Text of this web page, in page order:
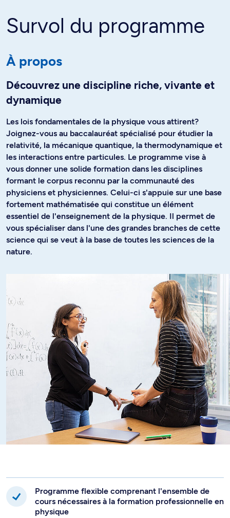
Survol du programme
À propos
Découvrez une discipline riche, vivante et
dynamique
Les lois fondamentales de la physique vous attirent?
Joignez-vous au baccalauréat spécialisé pour étudier la
relativité, la mécanique quantique, la thermodynamique et
les interactions entre particules. Le programme vise à
vous donner une solide formation dans les disciplines
formant le corpus reconnu par la communauté des
physiciens et physiciennes. Celui-ci s'appuie sur une base
fortement mathématisée qui constitue un élément
essentiel de l'enseignement de la physique. Il permet de
vous spécialiser dans l'une des grandes branches de cette
science qui se veut à la base de toutes les sciences de la
nature.
Programme flexible comprenant l'ensemble de
cours nécessaires à la formation professionnelle en
physique